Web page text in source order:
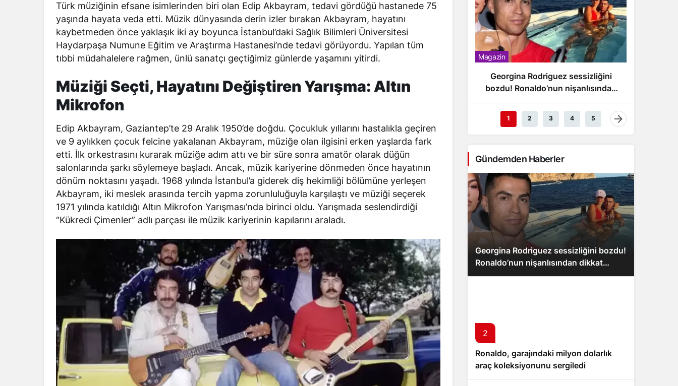
Türk müziğinin efsane isimlerinden biri olan Edip Akbayram, tedavi gördüğü hastanede 75
yaşında hayata veda etti. Müzik dünyasında derin izler bırakan Akbayram, hayatını
kaybetmeden önce yaklaşık iki ay boyunca İstanbul’daki Sağlık Bilimleri Üniversitesi
Haydarpaşa Numune Eğitim ve Araştırma Hastanesi’nde tedavi görüyordu. Yapılan tüm
tıbbi müdahalelere rağmen, ünlü sanatçı geçtiğimiz günlerde yaşamını yitirdi.
Müziği Seçti, Hayatını Değiştiren Yarışma: Altın
Mikrofon
Edip Akbayram, Gaziantep’te 29 Aralık 1950’de doğdu. Çocukluk yıllarını hastalıkla geçiren
ve 9 aylıkken çocuk felcine yakalanan Akbayram, müziğe olan ilgisini erken yaşlarda fark
etti. İlk orkestrasını kurarak müziğe adım attı ve bir süre sonra amatör olarak düğün
salonlarında şarkı söylemeye başladı. Ancak, müzik kariyerine dönmeden önce hayatının
dönüm noktasını yaşadı. 1968 yılında İstanbul’a giderek diş hekimliği bölümüne yerleşen
Akbayram, iki meslek arasında tercih yapma zorunluluğuyla karşılaştı ve müziği seçerek
1971 yılında katıldığı Altın Mikrofon Yarışması’nda birinci oldu. Yarışmada seslendirdiği
“Kükredi Çimenler” adlı parçası ile müzik kariyerinin kapılarını araladı.
Magazin
Georgina Rodriguez sessizliğini
bozdu! Ronaldo’nun nişanlısından
dikkat çeken açıklama
1 2 3 4 5
Gündemden Haberler
Georgina Rodriguez sessizliğini bozdu!
Ronaldo’nun nişanlısından dikkat
çeken açıklama
2
Ronaldo, garajındaki milyon dolarlık
araç koleksiyonunu sergiledi